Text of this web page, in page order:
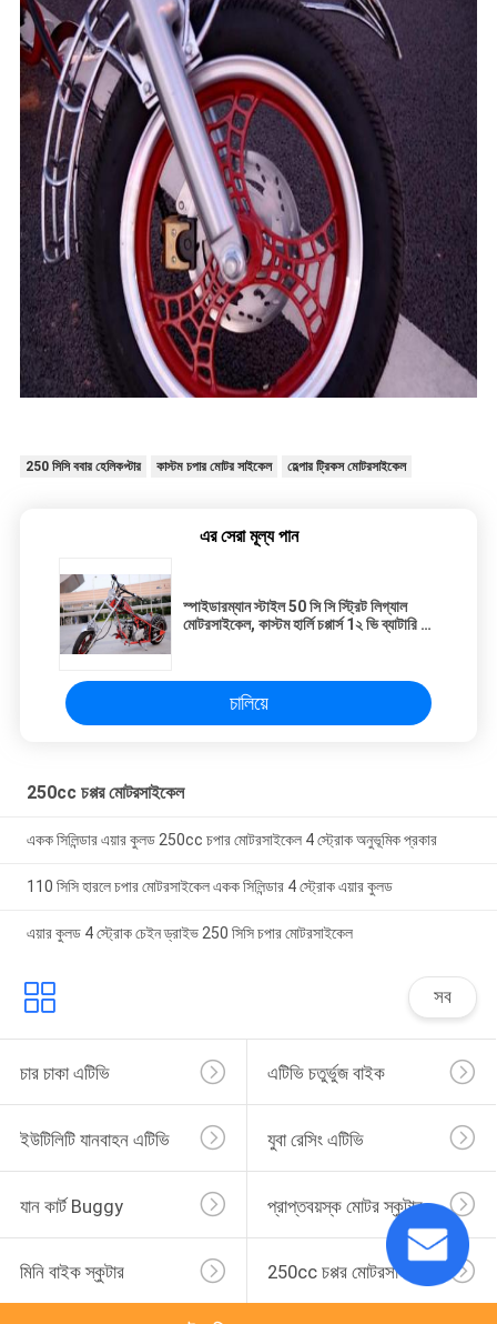
250 সিসি ববার হেলিকপ্টার কাস্টম চপার মোটর সাইকেল হেল্পার ট্রিকস মোটরসাইকেল
এর সেরা মূল্য পান
স্পাইডারম্যান স্টাইল 50 সি সি স্ট্রিট লিগ্যাল
মোটরসাইকেল, কাস্টম হার্লি চপ্পার্স 1২ ভি ব্যাটারি 3L
চালিয়ে
250cc চপ্পর মোটরসাইকেল
একক সিলিন্ডার এয়ার কুলড 250cc চপার মোটরসাইকেল 4 স্ট্রোক অনুভূমিক প্রকার
110 সিসি হারলে চপার মোটরসাইকেল একক সিলিন্ডার 4 স্ট্রোক এয়ার কুলড
এয়ার কুলড 4 স্ট্রোক চেইন ড্রাইভ 250 সিসি চপার মোটরসাইকেল
সব
চার চাকা এটিভি এটিভি চতুর্ভুজ বাইক
ইউটিলিটি যানবাহন এটিভি যুবা রেসিং এটিভি
যান কার্ট Buggy প্রাপ্তবয়স্ক মোটর স্কুটার
মিনি বাইক স্কুটার 250cc চপ্পর মোটরসাইকেল